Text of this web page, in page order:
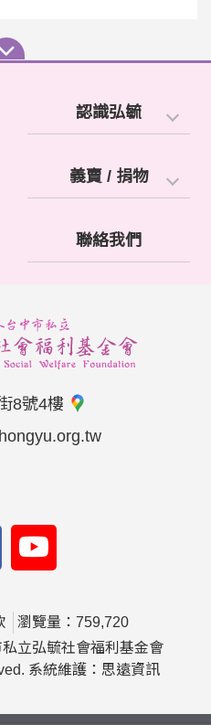
認識弘毓
義賣 / 捐物
聯絡我們
8號4樓
瀏覽量：759,720
立弘毓社會福利基金會
系統維護：思遠資訊